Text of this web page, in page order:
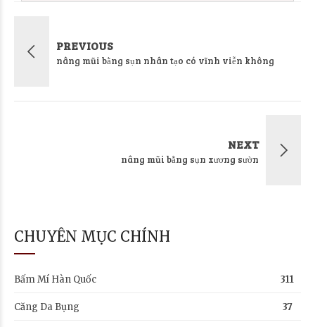
PREVIOUS
nâng mũi bằng sụn nhân tạo có vĩnh viễn không
NEXT
nâng mũi bằng sụn xương sườn
CHUYÊN MỤC CHÍNH
Bấm Mí Hàn Quốc 311
Căng Da Bụng 37